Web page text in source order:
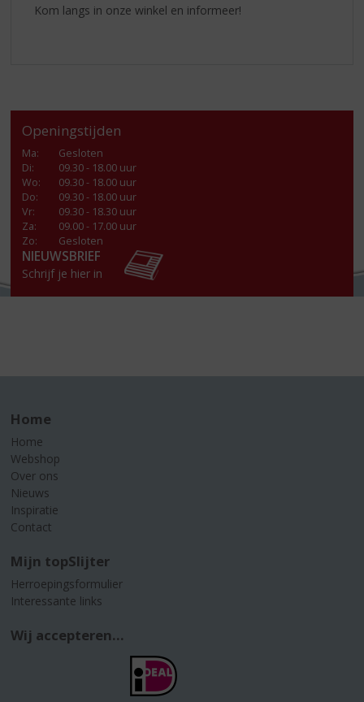
Kom langs in onze winkel en informeer!
Openingstijden
Ma:
Gesloten
Di:
09.30 - 18.00 uur
Wo:
09.30 - 18.00 uur
Do:
09.30 - 18.00 uur
Vr:
09.30 - 18.30 uur
Za:
09.00 - 17.00 uur
Zo:
Gesloten
NIEUWSBRIEF
Schrijf je hier in
Home
Home
Webshop
Over ons
Nieuws
Inspiratie
Contact
Mijn topSlijter
Herroepingsformulier
Interessante links
Wij accepteren...